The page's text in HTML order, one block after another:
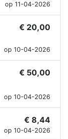
op 11-04-2026
€ 20,00
op 10-04-2026
€ 50,00
op 10-04-2026
€ 8,44
op 10-04-2026